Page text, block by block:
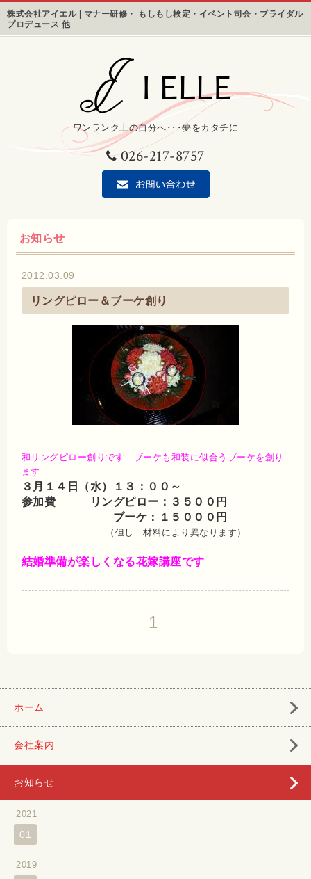
株式会社アイエル | マナー研修・ もしもし検定・イベント司会・ブライダル
プロデュース 他
ワンランク上の自分へ･･･夢をカタチに
026-217-8757
お知らせ
2012.03.09
リングピロー＆ブーケ創り
和リングピロー創りです ブーケも和装に似合うブーケを創り
ます
３月１４日（水）１３：００～
参加費
リングピロー：３５００円
ブーケ：１５０００円
（但し 材料により異なります）
結婚準備が楽しくなる花嫁講座です
1
ホーム
会社案内
お知らせ
2021
01
2019